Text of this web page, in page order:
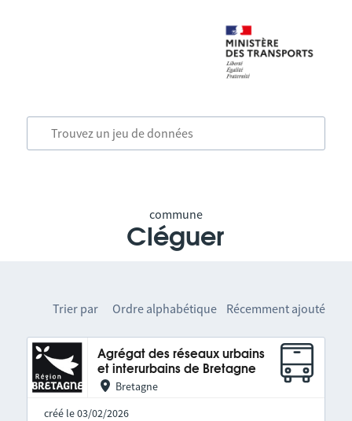
commune
Cléguer
Trier par Ordre alphabétique Récemment ajouté
Agrégat des réseaux urbains
et interurbains de Bretagne
Bretagne
créé le 03/02/2026